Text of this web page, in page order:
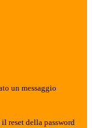
un messaggio
reset della password